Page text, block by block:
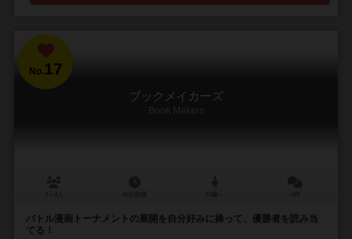
No.17
ブックメイカーズ
Book Makers
バトル漫画トーナメントの展開を自分好みに操って、優勝者を読み当
てる！